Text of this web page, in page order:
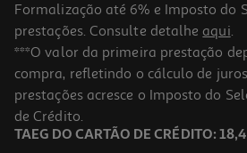
Formalização até 6% e Imposto do
prestações. Consulte detalhe aqui.
***O valor da primeira prestação
compra, refletindo o cálculo de
prestações acresce o Imposto do
de Crédito.
TAEG DO CARTÃO DE CRÉDITO: